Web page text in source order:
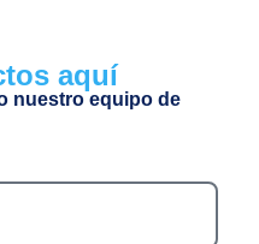
aquí
nuestro equipo de